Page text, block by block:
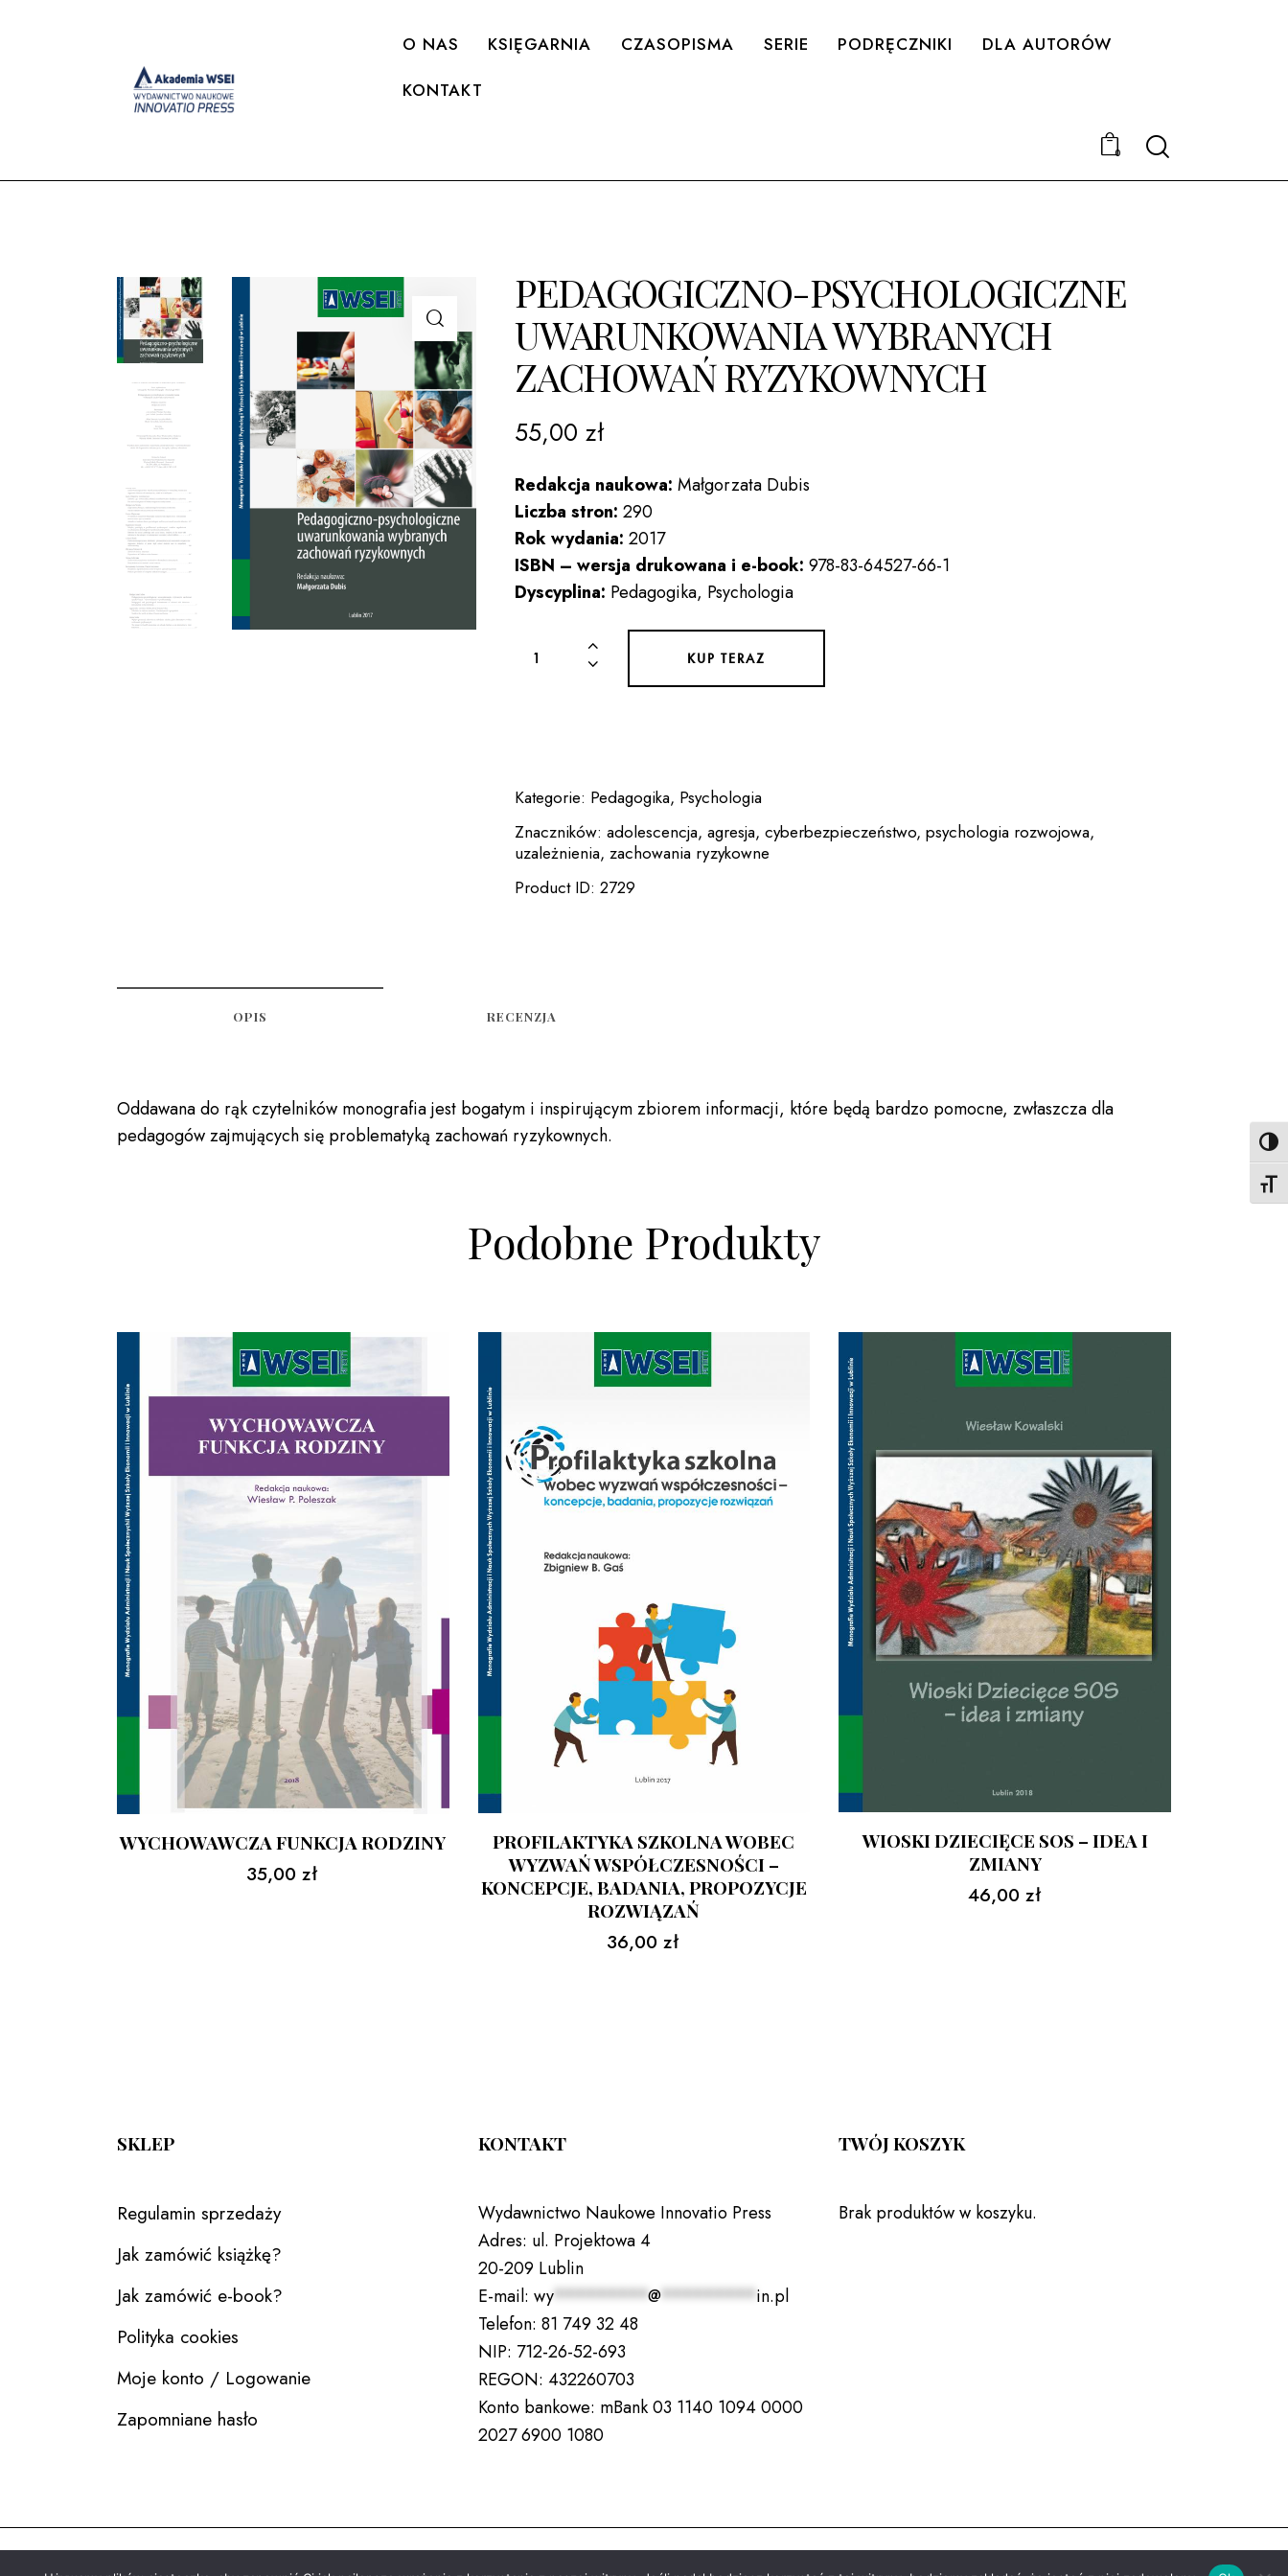
O NAS KSIĘGARNIA CZASOPISMA SERIE PODRĘCZNIKI
DLA AUTORÓW
KONTAKT
0 Search
PEDAGOGICZNO-PSYCHOLOGICZNE
UWARUNKOWANIA WYBRANYCH
ZACHOWAŃ RYZYKOWNYCH
55,00zł
Redakcja naukowa: Małgorzata Dubis
Liczba stron: 290
Rok wydania: 2017
ISBN – wersja drukowana i e-book: 978-83-64527-66-1
Dyscyplina: Pedagogika, Psychologia
PEDAGOGICZNO-
RYZYKOWNYCH
KUP TERAZ
Kategorie: Pedagogika, Psychologia
Znaczników:adolescencja,agresja,cyberbezpieczeństwo,psychologia rozwojowa,
uzależnienia,zachowania ryzykowne
Product ID:2729
OPIS RECENZJA
Oddawana do rąk czytelników monografia jest bogatym i inspirującym zbiorem informacji, które będą bardzo pomocne, zwłaszcza dla
pedagogów zajmujących się problematyką zachowań ryzykownych.
Podobne Produkty
WYCHOWAWCZA FUNKCJA RODZINY
35,00zł
PROFILAKTYKA SZKOLNA WOBEC
WYZWAŃ WSPÓŁCZESNOŚCI –
KONCEPCJE, BADANIA, PROPOZYCJE
ROZWIĄZAŃ
36,00zł
WIOSKI DZIECIĘCE SOS – IDEA I
ZMIANY
46,00 zł
SKLEP
Regulamin sprzedaży
Jak zamówić książkę?
Jak zamówić e-book?
Polityka cookies
Moje konto / Logowanie
Zapomniane hasło
KONTAKT
Wydawnictwo Naukowe Innovatio Press
Adres: ul. Projektowa 4
20-209 Lublin
E-mail: wy*********@*********in.pl
Telefon: 81 749 32 48
NIP: 712-26-52-693
REGON: 432260703
Konto bankowe: mBank 03 1140 1094 0000
2027 6900 1080
TWÓJ KOSZYK
Brak produktów w koszyku.
Copyright © 2026. All rights reserved.